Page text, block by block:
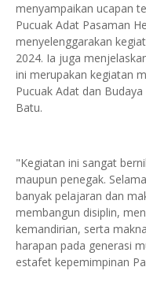
menyampaikan ucapan
Pucuak Adat Pasaman
menyelenggarakan
2024. Ia juga
ini merupakan kegiatan
Pucuak Adat dan
Batu.
"Kegiatan ini sangat
maupun penegak.
banyak pelajaran dan
membangun disiplin,
kemandirian, serta
harapan pada generasi
estafet kepemimpinan